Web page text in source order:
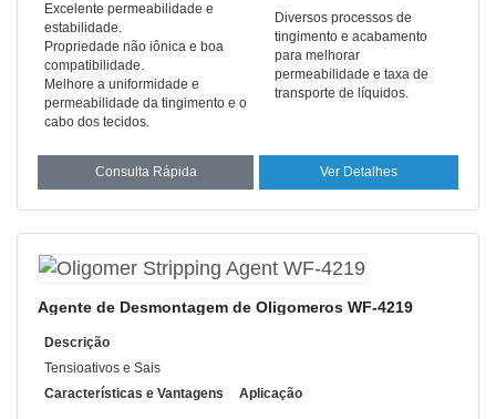
Excelente permeabilidade e
estabilidade.
Propriedade não iônica e boa
compatibilidade.
Melhore a uniformidade e
permeabilidade da tingimento e o
cabo dos tecidos.
Diversos processos de
tingimento e acabamento
para melhorar
permeabilidade e taxa de
transporte de líquidos.
Consulta Rápida Ver Detalhes
Agente de Desmontagem de Oligomeros WF-4219
Descrição
Tensioativos e Sais
Características e Vantagens
Aplicação